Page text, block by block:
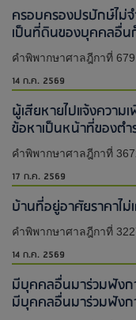
ครอบครองปรปักษ์ไม่
เป็นที่ดินของบุคคลอื่น
คำพิพากษาศาลฎีกาที่
14 ก.ค. 2569
ผู้เสียหายไปแจ้งความ
ข้อหาเป็นหน้าที่ของตำ
คำพิพากษาศาลฎีกาที่
17 ก.ค. 2569
บ้านที่อยู่อาศัยราคาไ
คำพิพากษาศาลฎีกาที่
14 ก.ค. 2569
มีบุคคลอื่นมาร่วมฟังก
มีบุคคลอื่นมาร่วมฟังก